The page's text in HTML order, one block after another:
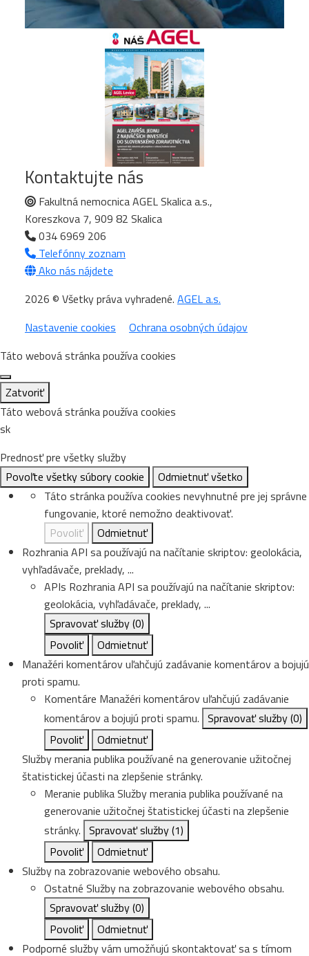
Kontaktujte nás
Fakultná nemocnica AGEL Skalica a.s.,
Koreszkova 7, 909 82 Skalica
034 6969 206
Telefónny zoznam
Ako nás nájdete
2026 © Všetky práva vyhradené. AGEL a.s.
Nastavenie cookies
Ochrana osobných údajov
Táto webová stránka používa cookies
Zatvoriť
Táto webová stránka používa cookies
sk
Prednosť pre všetky služby
Povoľte všetky súbory cookie
Odmietnuť všetko
Táto stránka používa cookies nevyhnutné pre jej správne
fungovanie, ktoré nemožno deaktivovať.
Povoliť
Odmietnuť
Rozhrania API sa používajú na načítanie skriptov: geolokácia,
vyhľadávače, preklady, ...
APIs Rozhrania API sa používajú na načítanie skriptov:
geolokácia, vyhľadávače, preklady, ...
Spravovať služby(0)
Povoliť
Odmietnuť
Manažéri komentárov uľahčujú zadávanie komentárov a bojujú
proti spamu.
Komentáre Manažéri komentárov uľahčujú zadávanie
komentárov a bojujú proti spamu. Spravovať služby(0)
Povoliť
Odmietnuť
Služby merania publika používané na generovanie užitočnej
štatistickej účasti na zlepšenie stránky.
Meranie publikaSlužby merania publika používané na
generovanie užitočnej štatistickej účasti na zlepšenie
stránky. Spravovať služby(1)
Povoliť
Odmietnuť
Služby na zobrazovanie webového obsahu.
Ostatné Služby na zobrazovanie webového obsahu.
Spravovať služby(0)
Povoliť
Odmietnuť
Podporné služby vám umožňujú skontaktovať sa s tímom